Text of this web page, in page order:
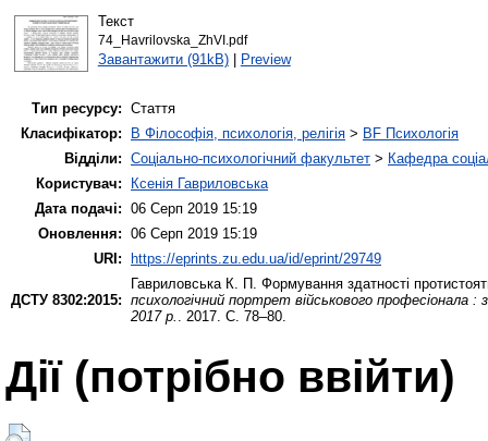
Текст
74_Havrilovska_ZhVI.pdf
Завантажити (91kB)| Preview
Тип ресурсу: Стаття
Класифікатор:
B Філософія, психологія, релігія > BF Психологія
Відділи: Соціально-психологічний факультет > Кафедра
Користувач:
Ксенія Гавриловська
Дата подачі: 06 Серп 2019 15:19
Оновлення: 06 Серп 2019 15:19
URI:
https://eprints.zu.edu.ua/id/eprint/29749
ДСТУ 8302:2015:
Гавриловська К. П. Формування здатності
психологічний портрет військового професіонала :
2017 р. . 2017. С. 78–80.
Дії ​​(потрібно ввійти)